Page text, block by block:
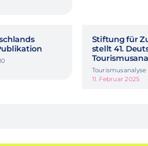
Stiftung für
stellt 41.
Tourismusanalyse
11. Februar 2025